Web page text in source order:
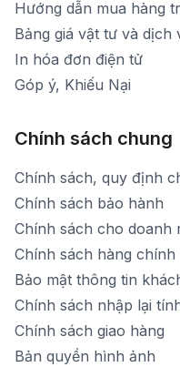
Hướng dẫn mua hàng
Bảng giá vật tư và dịch
In hóa đơn điện tử
Góp ý, Khiếu Nại
Chính sách chung
Chính sách, quy định
Chính sách bảo hành
Chính sách cho doanh
Chính sách hàng chính
Bảo mật thông tin
Chính sách nhập lại
Chính sách giao hàng
Bản quyền hình ảnh